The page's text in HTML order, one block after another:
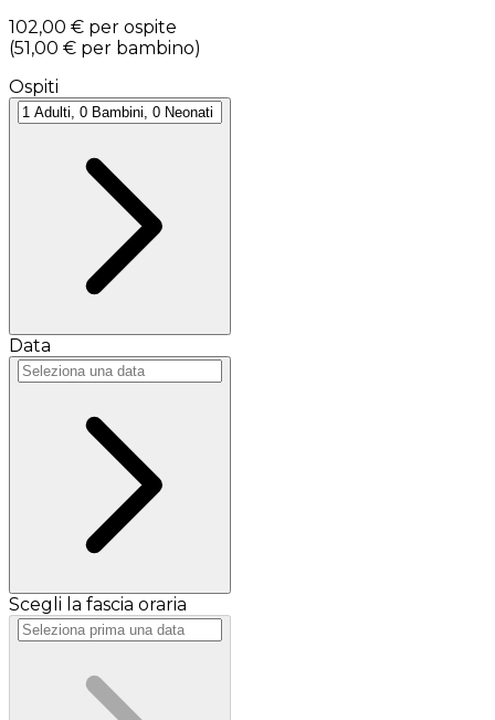
102,00 € per ospite
(51,00 € per bambino)
Ospiti
Data
Scegli la fascia oraria